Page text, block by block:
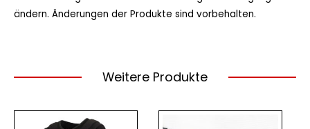
ändern. Änderungen der Produkte sind vorbehalten.
Weitere Produkte
Dieses